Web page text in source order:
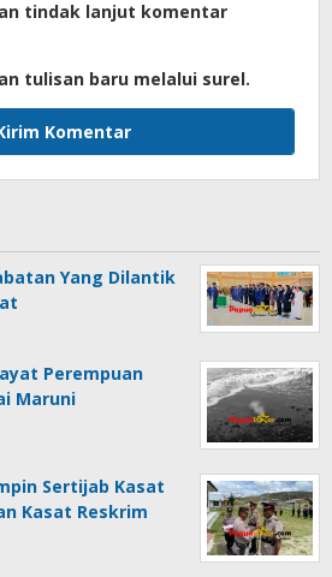
tindak lanjut komentar
tulisan baru melalui surel.
Yang Dilantik
Perempuan
Maruni
Sertijab Kasat
Kasat Reskrim